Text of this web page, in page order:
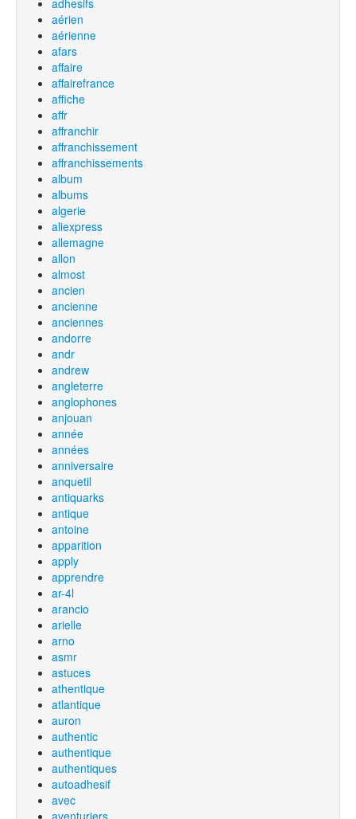
adhesifs
aérien
aérienne
afars
affaire
affairefrance
affiche
affr
affranchir
affranchissement
affranchissements
album
albums
algerie
aliexpress
allemagne
allon
almost
ancien
ancienne
anciennes
andorre
andr
andrew
angleterre
anglophones
anjouan
année
années
anniversaire
anquetil
antiquarks
antique
antoine
apparition
apply
apprendre
ar-4l
arancio
arielle
arno
asmr
astuces
athentique
atlantique
auron
authentic
authentique
authentiques
autoadhesif
avec
aventuriers